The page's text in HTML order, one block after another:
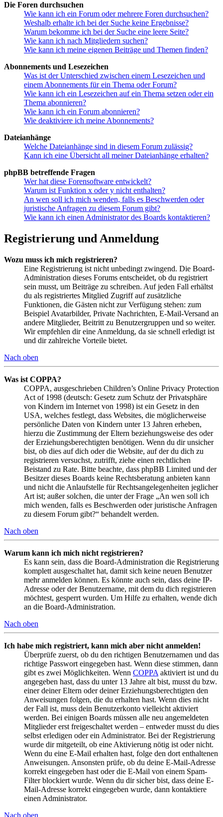
Die Foren durchsuchen
Wie kann ich ein Forum oder mehrere Foren durchsuchen?
Weshalb erhalte ich bei der Suche keine Ergebnisse?
Warum bekomme ich bei der Suche eine leere Seite?
Wie kann ich nach Mitgliedern suchen?
Wie kann ich meine eigenen Beiträge und Themen finden?
Abonnements und Lesezeichen
Was ist der Unterschied zwischen einem Lesezeichen und
einem Abonnements für ein Thema oder Forum?
Wie kann ich ein Lesezeichen auf ein Thema setzen oder ein
Thema abonnieren?
Wie kann ich ein Forum abonnieren?
Wie deaktiviere ich meine Abonnements?
Dateianhänge
Welche Dateianhänge sind in diesem Forum zulässig?
Kann ich eine Übersicht all meiner Dateianhänge erhalten?
phpBB betreffende Fragen
Wer hat diese Forensoftware entwickelt?
Warum ist Funktion x oder y nicht enthalten?
An wen soll ich mich wenden, falls es Beschwerden oder
juristische Anfragen zu diesem Forum gibt?
Wie kann ich einen Administrator des Boards kontaktieren?
Registrierung und Anmeldung
Wozu muss ich mich registrieren?
Eine Registrierung ist nicht unbedingt zwingend. Die Board-
Administration dieses Forums entscheidet, ob du registriert
sein musst, um Beiträge zu schreiben. Auf jeden Fall erhältst
du als registriertes Mitglied Zugriff auf zusätzliche
Funktionen, die Gästen nicht zur Verfügung stehen: zum
Beispiel Avatarbilder, Private Nachrichten, E-Mail-Versand an
andere Mitglieder, Beitritt zu Benutzergruppen und so weiter.
Wir empfehlen dir eine Anmeldung, da sie schnell erledigt ist
und dir zahlreiche Vorteile bietet.
Nach oben
Was ist COPPA?
COPPA, ausgeschrieben Children’s Online Privacy Protection
Act of 1998 (deutsch: Gesetz zum Schutz der Privatsphäre
von Kindern im Internet von 1998) ist ein Gesetz in den
USA, welches festlegt, dass Websites, die möglicherweise
persönliche Daten von Kindern unter 13 Jahren erheben,
hierzu die Zustimmung der Eltern beziehungsweise des oder
der Erziehungsberechtigten benötigen. Wenn du dir unsicher
bist, ob dies auf dich oder die Website, auf der du dich zu
registrieren versuchst, zutrifft, ziehe einen rechtlichen
Beistand zu Rate. Bitte beachte, dass phpBB Limited und der
Besitzer dieses Boards keine Rechtsberatung anbieten kann
und nicht die Anlaufstelle für Rechtsangelegenheiten jeglicher
Art ist; außer solchen, die unter der Frage „An wen soll ich
mich wenden, falls es Beschwerden oder juristische Anfragen
zu diesem Forum gibt?“ behandelt werden.
Nach oben
Warum kann ich mich nicht registrieren?
Es kann sein, dass die Board-Administration die Registrierung
komplett ausgeschaltet hat, damit sich keine neuen Benutzer
mehr anmelden können. Es könnte auch sein, dass deine IP-
Adresse oder der Benutzername, mit dem du dich registrieren
möchtest, gesperrt wurden. Um Hilfe zu erhalten, wende dich
an die Board-Administration.
Nach oben
Ich habe mich registriert, kann mich aber nicht anmelden!
Überprüfe zuerst, ob du den richtigen Benutzernamen und das
richtige Passwort eingegeben hast. Wenn diese stimmen, dann
gibt es zwei Möglichkeiten. Wenn COPPA aktiviert ist und du
angegeben hast, dass du unter 13 Jahre alt bist, musst du bzw.
einer deiner Eltern oder deiner Erziehungsberechtigten den
Anweisungen folgen, die du erhalten hast. Wenn dies nicht
der Fall ist, muss dein Benutzerkonto vielleicht aktiviert
werden. Bei einigen Boards müssen alle neu angemeldeten
Mitglieder erst freigeschaltet werden – entweder musst du dies
selbst erledigen oder ein Administrator. Bei der Registrierung
wurde dir mitgeteilt, ob eine Aktivierung nötig ist oder nicht.
Wenn du eine E-Mail erhalten hast, folge den dort enthaltenen
Anweisungen. Ansonsten prüfe, ob du deine E-Mail-Adresse
korrekt eingegeben hast oder die E-Mail von einem Spam-
Filter blockiert wurde. Wenn du dir sicher bist, dass deine E-
Mail-Adresse korrekt eingegeben wurde, dann kontaktiere
einen Administrator.
Nach oben